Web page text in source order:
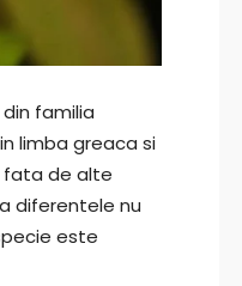
familia
limba greaca si
fata de alte
diferentele nu
este